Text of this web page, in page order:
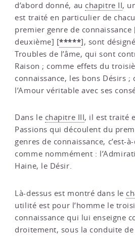
d’abord donné, au chapitre II,
est traité en particulier de
premier genre de connaissance
deuxième] [*****], sont
Troubles de l’âme, qui sont
Raison ; comme effets du
connaissance, les bons Désirs
l’Amour véritable avec ses
Dans le chapitre III, il est traité
Passions qui découlent du
genres de connaissance, c’est-
comme nommément :
Haine, le Désir.
Là-dessus est montré dans le
utilité est pour l’homme le
connaissance qui lui enseigne
droitement, sous la conduite de